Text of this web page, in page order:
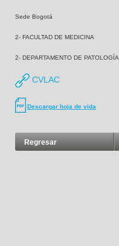
Sede Bogotá
2- FACULTAD DE MEDICINA
2- DEPARTAMENTO DE PATOLOGÍA
CVLAC
Descargar hoja de vida
Regresar